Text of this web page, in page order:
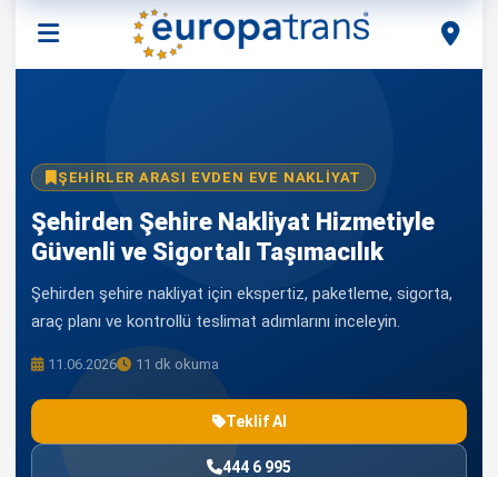
ŞEHIRLER ARASI EVDEN EVE NAKLIYAT
Şehirden Şehire Nakliyat Hizmetiyle
Güvenli ve Sigortalı Taşımacılık
Şehirden şehire nakliyat için ekspertiz, paketleme, sigorta,
araç planı ve kontrollü teslimat adımlarını inceleyin.
11.06.2026 11 dk okuma
Teklif Al
444 6 995